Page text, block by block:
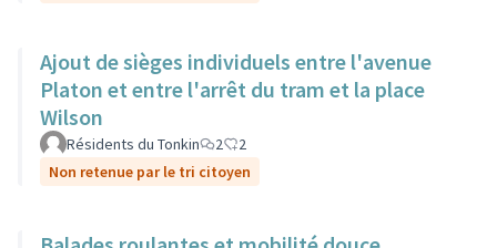
Ajout de sièges individuels entre l'avenue
Platon et entre l'arrêt du tram et la place
Wilson
Résidents du Tonkin 2
2
Non retenue par le tri citoyen